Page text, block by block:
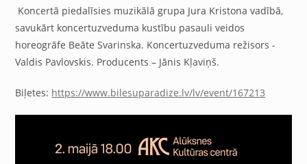
Koncertā piedalīsies muzikālā grupa Jura Kristona vadībā,
savukārt koncertuzveduma kustību pasauli veidos
horeogrāfe Beāte Svarinska. Koncertuzveduma režisors -
Valdis Pavlovskis. Producents – Jānis Kļaviņš.
Biļetes: https://www.bilesuparadize.lv/lv/event/167213